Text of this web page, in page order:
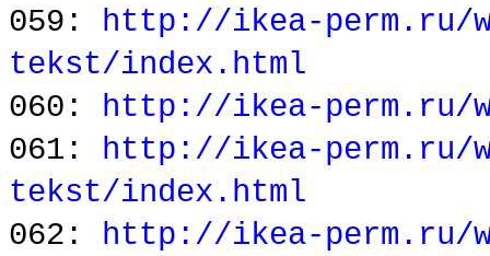
059: http://ikea-perm.ru/
tekst/index.html
060: http://ikea-perm.ru/
061: http://ikea-perm.ru/
tekst/index.html
062: http://ikea-perm.ru/